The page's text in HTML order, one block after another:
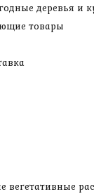
деревья и
товары
вегетативные